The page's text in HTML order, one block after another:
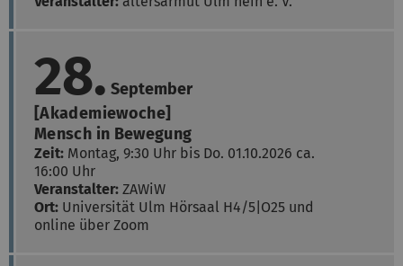
28. September
[Akademiewoche]
Mensch in Bewegung
Zeit: Montag, 9:30 Uhr bis Do. 01.10.2026 ca.
16:00 Uhr
Veranstalter: ZAWiW
Ort: Universität Ulm Hörsaal H4/5|O25 und
online über Zoom